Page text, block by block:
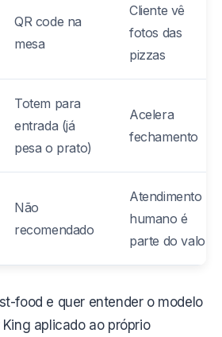
QR code na
mesa
Cliente vê
fotos das
pizzas
Totem para
entrada (já
pesa o prato)
Acelera
fechamento
Não
recomendado
Atendimento
humano é
parte do valor
food e quer entender o modelo
aplicado ao próprio